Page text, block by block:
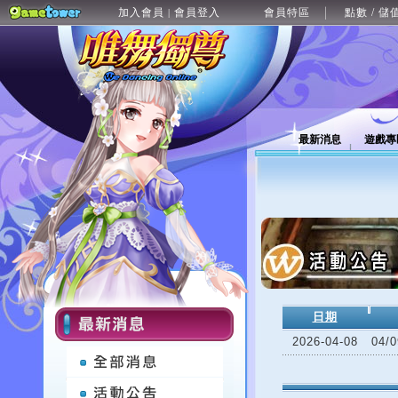
加入會員 | 會員登入 會員特區 點數 / 儲
最新消息 遊戲
日期
2026-04-08
04/